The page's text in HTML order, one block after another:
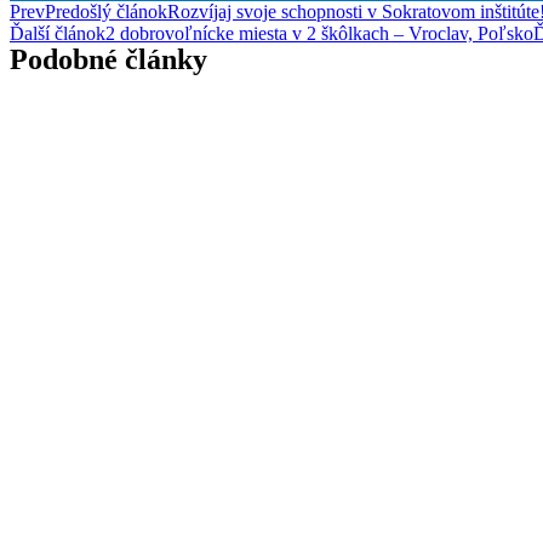
PrevPredošlý článokRozvíjaj svoje schopnosti v Sokratovom inštitúte!
Ďalší článok2 dobrovoľnícke miesta v 2 škôlkach – Vroclav, Poľsko
Podobné články